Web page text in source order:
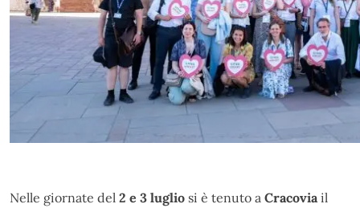
Nelle giornate del 2 e 3 luglio si è tenuto a Cracoviail